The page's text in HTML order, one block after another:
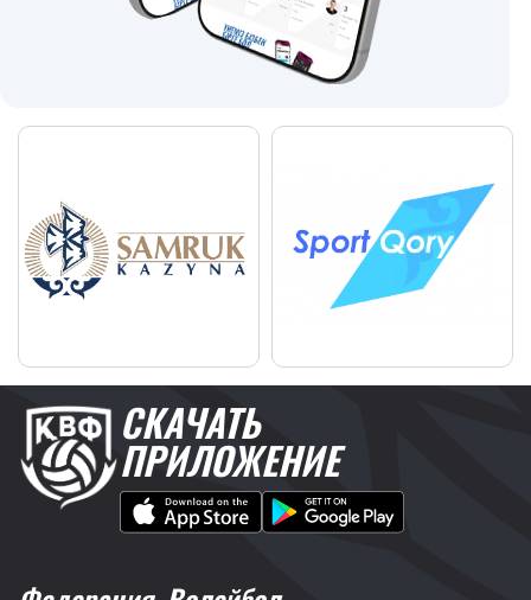
СКАЧАТЬ
ПРИЛОЖЕНИЕ